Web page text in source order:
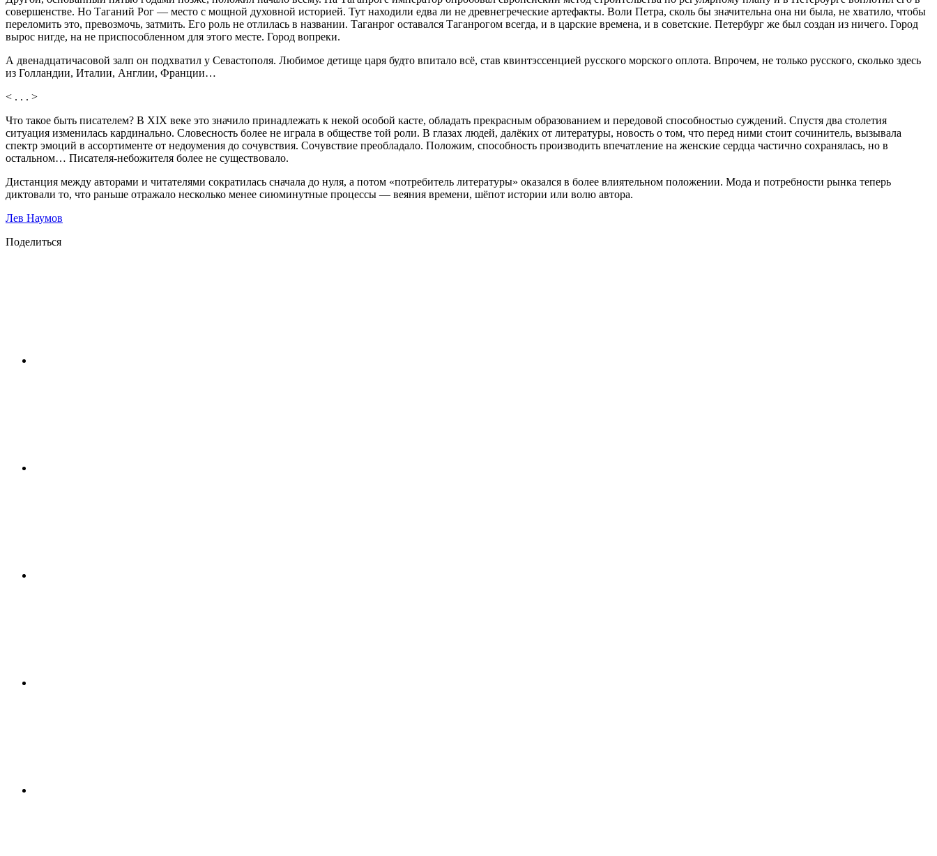
совершенстве. Но Таганий Рог — место с мощной духовной историей. Тут находили едва ли не древнегреческие артефакты. Воли Петра, сколь бы значительна она ни была, не хватило, чтобы
переломить это, превозмочь, затмить. Его роль не отлилась в названии. Таганрог оставался Таганрогом всегда, и в царские времена, и в советские. Петербург же был создан из ничего. Город
вырос нигде, на не приспособленном для этого месте. Город вопреки.
А двенадцатичасовой залп он подхватил у Севастополя. Любимое детище царя будто впитало всё, став квинтэссенцией русского морского оплота. Впрочем, не только русского, сколько здесь
из Голландии, Италии, Англии, Франции…
< . . . >
Что такое быть писателем? В XIX веке это значило принадлежать к некой особой касте, обладать прекрасным образованием и передовой способностью суждений. Спустя два столетия
ситуация изменилась кардинально. Словесность более не играла в обществе той роли. В глазах людей, далёких от литературы, новость о том, что перед ними стоит сочинитель, вызывала
спектр эмоций в ассортименте от недоумения до сочувствия. Сочувствие преобладало. Положим, способность производить впечатление на женские сердца частично сохранялась, но в
остальном… Писателя-небожителя более не существовало.
Дистанция между авторами и читателями сократилась сначала до нуля, а потом «потребитель литературы» оказался в более влиятельном положении. Мода и потребности рынка теперь
диктовали то, что раньше отражало несколько менее сиюминутные процессы — веяния времени, шёпот истории или волю автора.
Лев Наумов
Поделиться